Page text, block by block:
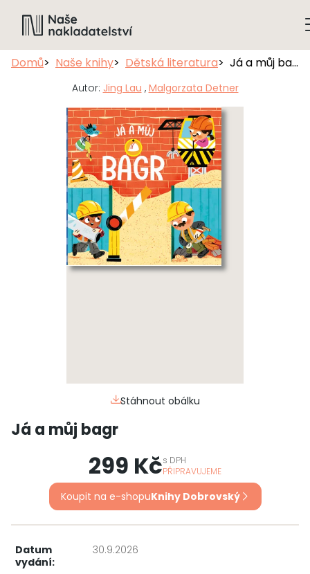
Domů Naše knihy Dětská literatura Já a můj bagr
Autor: Jing Lau , Malgorzata Detner
Stáhnout obálku
Já a můj bagr
299 Kčs DPH
PŘIPRAVUJEME
Koupit na e-shopuKnihy Dobrovský
Datum
vydání:
30.9.2026